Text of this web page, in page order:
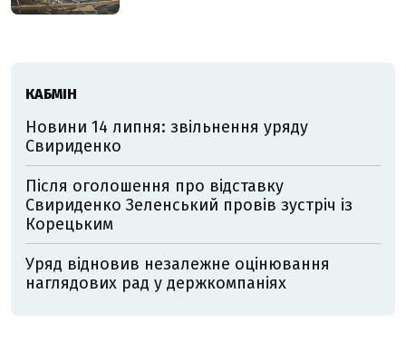
КАБМІН
Новини 14 липня: звільнення уряду
Свириденко
Після оголошення про відставку
Свириденко Зеленський провів зустріч із
Корецьким
Уряд відновив незалежне оцінювання
наглядових рад у держкомпаніях